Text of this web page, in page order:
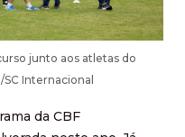
junto aos atletas do
Internacional
da CBF